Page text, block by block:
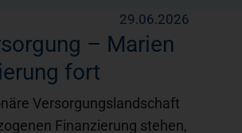
Unfall- und
Wirbelsäule und Schmerz
Besucher
Dialog + Kontakt
Ehrenamt + Engagement
29.06.2026
– Marien
fort
Versorgungslandschaft
Finanzierung stehen,